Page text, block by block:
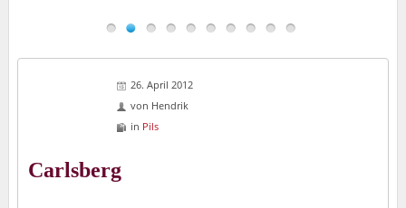
26. April 2012
von Hendrik
in Pils
Carlsberg